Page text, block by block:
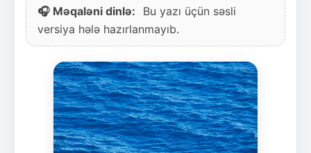
🎧 Məqaləni dinlə:
Bu yazı üçün səsli
versiya hələ hazırlanmayıb.